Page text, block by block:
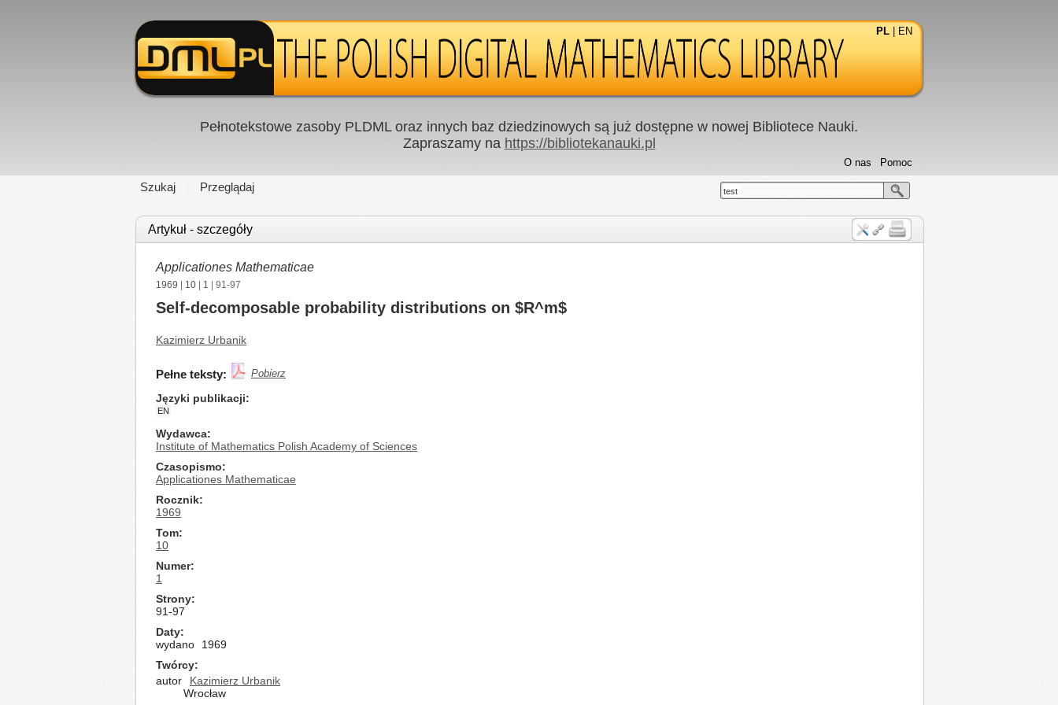
PL EN
Pełnotekstowe zasoby PLDML oraz innych baz dziedzinowych są już dostępne w nowej Bibliotece Nauki.
Zapraszamy na https://bibliotekanauki.pl
Szukaj Przeglądaj
Pomoc
O nas
test
Artykuł - szczegóły
Applicationes Mathematicae
1969 10 1 | 91-97
Self-decomposable probability distributions on $R^m$
Kazimierz Urbanik
Pełne teksty: Pobierz
Języki publikacji
EN
Wydawca
Institute of Mathematics Polish Academy of Sciences
Czasopismo
Applicationes Mathematicae
Rocznik
1969
Tom
10
Numer
1
Strony
91-97
Daty
wydano
1969
Twórcy
autor
Kazimierz Urbanik
Wrocław